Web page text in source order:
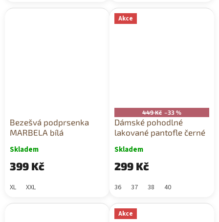
Bezešvá podprsenka
MARBELA bílá
Skladem
399 Kč
XL XXL
Akce
449 Kč –33 %
Dámské pohodlné
lakované pantofle černé
Skladem
299 Kč
36 37 38 40
Akce